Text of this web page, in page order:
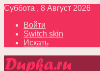
Суббота , 8 Август 2026
Войти
Switch skin
Искать